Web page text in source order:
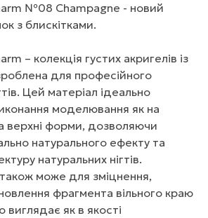
№08 Champagne - новий
з блискітками.
– колекція густих акригелів із
для професійного
Цей матеріал ідеально
моделювання як на
верхні форми, дозволяючи
натурального ефекту та
натуральних нігтів.
може для зміцнення,
фрагмента вільного краю
виглядає як в якості